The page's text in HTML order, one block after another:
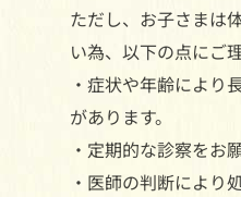
ただし、お子さまは
い為、以下の点にご
・症状や年齢により
があります。
・定期的な診察をお
・医師の判断により